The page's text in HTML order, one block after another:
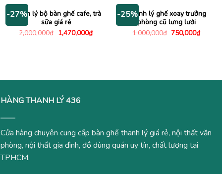
600,000₫.
-27%
Thanh lý bộ bàn ghế cafe, trà
sữa giá rẻ
2,000,000₫ Giá
gốc
1,470,000₫Giá
hiện
-25%Thanh lý ghế xoay trưởng
phòng cũ lưng lưới
1,000,000₫ Giá
750,000₫Giá
hiện
HÀNG THANH LÝ 436
Cửa hàng chuyên cung cấp bàn ghế thanh lý giá rẻ, nội thất văn
phòng, nội thất gia đình, đồ dùng quán uy tín, chất lượng tại
TPHCM.